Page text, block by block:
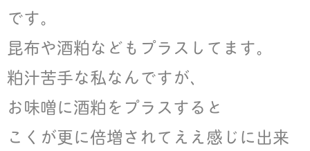
です。
昆布や酒粕などもプラスしてます。
粕汁苦手な私なんですが、
お味噌に酒粕をプラスすると
こくが更に倍増されてええ感じに出来